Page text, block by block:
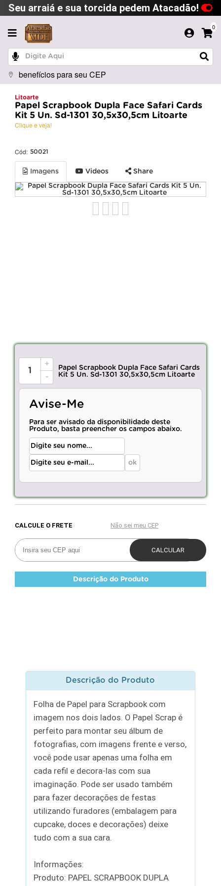
Seu arraiá e sua torcida pedem Atacadão!
0
benefícios para seu CEP
Litoarte
Papel Scrapbook Dupla Face Safari Cards
Kit 5 Un. Sd-1301 30,5x30,5cm Litoarte
Clique e veja!
Cód: 50021
Imagens Videos Share
+
-
Papel Scrapbook Dupla Face Safari Cards
Kit 5 Un. Sd-1301 30,5x30,5cm Litoarte
Avise-Me
Para ser avisado da disponibilidade deste
Produto, basta preencher os campos abaixo.
Descrição do Produto
Descrição do Produto
Folha de Papel para Scrapbook com
imagem nos dois lados. O Papel Scrap é
perfeito para montar seu álbum de
fotografias, com imagens frente e verso,
você pode usar apenas uma folha em
cada refil e decora-las com sua
imaginação. Pode ser usado também
para fazer decorações de festas
utilizando furadores (embalagem para
cupcake, doces e decorações) deixe
tudo com a sua cara.
Informações:
Produto: PAPEL SCRAPBOOK DUPLA